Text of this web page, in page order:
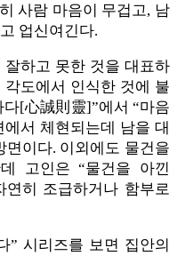
사람 마음이 무겁고, 남
업신여긴다.
하고 못한 것을 대표하
도에서 인식한 것에 불
[心誠則靈]”에서 “마음
서 체현되는데 남을 대
이다. 이외에도 물건을
고인은 “물건을 아낀
히 조급하거나 함부로
” 시리즈를 보면 집안의